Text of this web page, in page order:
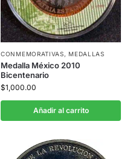
CONMEMORATIVAS,MEDALLAS
Medalla México 2010
Bicentenario
$1,000.00
Añadir al carrito